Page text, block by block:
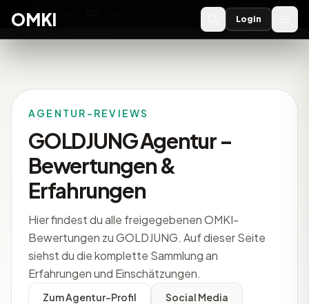
OMKI 2027
OMKI Login
AGENTUR-REVIEWS
GOLDJUNG Agentur –
Bewertungen &
Erfahrungen
Hier findest du alle freigegebenen OMKI-
Bewertungen zu GOLDJUNG. Auf dieser Seite
siehst du die komplette Sammlung an
Erfahrungen und Einschätzungen.
Zum Agentur-Profil Social Media